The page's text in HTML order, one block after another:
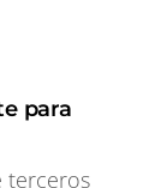
para
terceros